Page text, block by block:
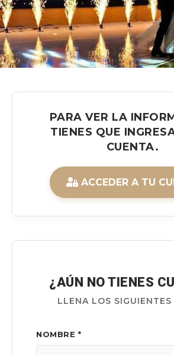
PARA VER LA
TIENES QUE
CUENTA.
ACCEDER A TU
¿AÚN NO TIENES
LLENA LOS
NOMBRE *